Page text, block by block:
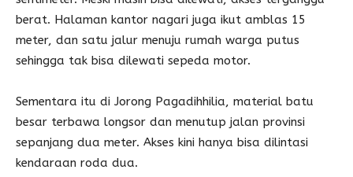
berat. Halaman kantor nagari juga ikut amblas 15
meter, dan satu jalur menuju rumah warga putus
sehingga tak bisa dilewati sepeda motor.
Sementara itu di Jorong Pagadihhilia, material batu
besar terbawa longsor dan menutup jalan provinsi
sepanjang dua meter. Akses kini hanya bisa dilintasi
kendaraan roda dua.